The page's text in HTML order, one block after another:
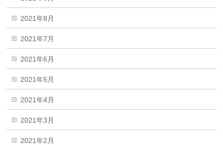
2021年8月
2021年7月
2021年6月
2021年5月
2021年4月
2021年3月
2021年2月